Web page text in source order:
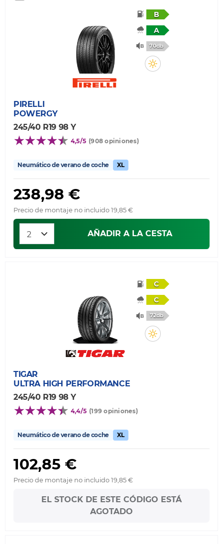
B
A
70db
PIRELLI
POWERGY
245/40 R19 98 Y
4,5/5 (908 opiniones)
Neumático de verano de coche XL
238,98 €
Precio de montaje no incluido 19,85 €
AÑADIR A LA CESTA
C
C
72db
TIGAR
ULTRA HIGH PERFORMANCE
245/40 R19 98 Y
4,4/5 (199 opiniones)
Neumático de verano de coche XL
102,85 €
Precio de montaje no incluido 19,85 €
EL STOCK DE ESTE CÓDIGO ESTÁ
AGOTADO